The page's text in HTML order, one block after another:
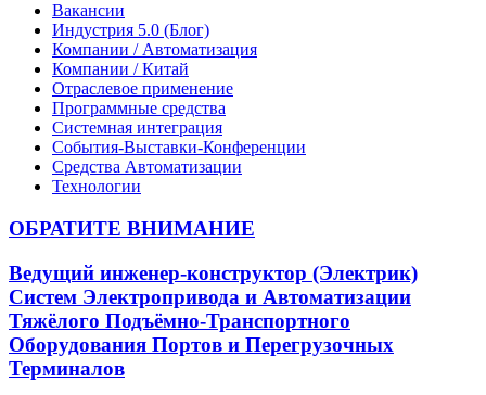
Вакансии
Индустрия 5.0 (Блог)
Компании / Автоматизация
Компании / Китай
Отраслевое применение
Программные средства
Системная интеграция
События-Выставки-Конференции
Средства Автоматизации
Технологии
ОБРАТИТЕ ВНИМАНИЕ
Ведущий инженер-конструктор (Электрик)
Систем Электропривода и Автоматизации
Тяжёлого Подъёмно-Транспортного
Оборудования Портов и Перегрузочных
Терминалов